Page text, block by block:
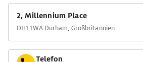
2, Millennium Place
DH1 1WA Durham, Großbritannien
Telefon